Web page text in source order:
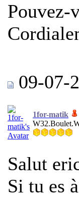
Pouvez-
09-07-
1for-matik
Salut
Si tu es